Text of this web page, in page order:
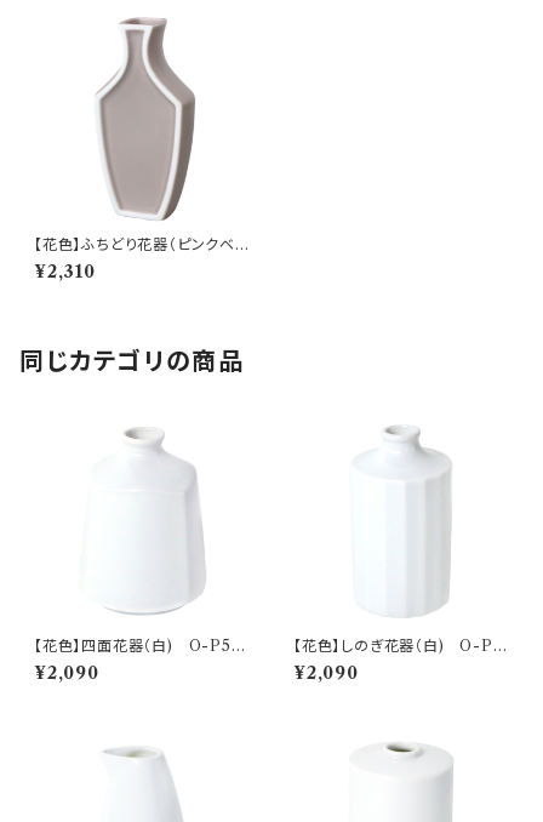
【花色】ふちどり花器（ピンクベ
ージュマット) O-P50805
¥2,310
同じカテゴリの商品
【花色】四面花器（白) O-P50
001
¥2,090
【花色】しのぎ花器（白) O-P5
0101
¥2,090